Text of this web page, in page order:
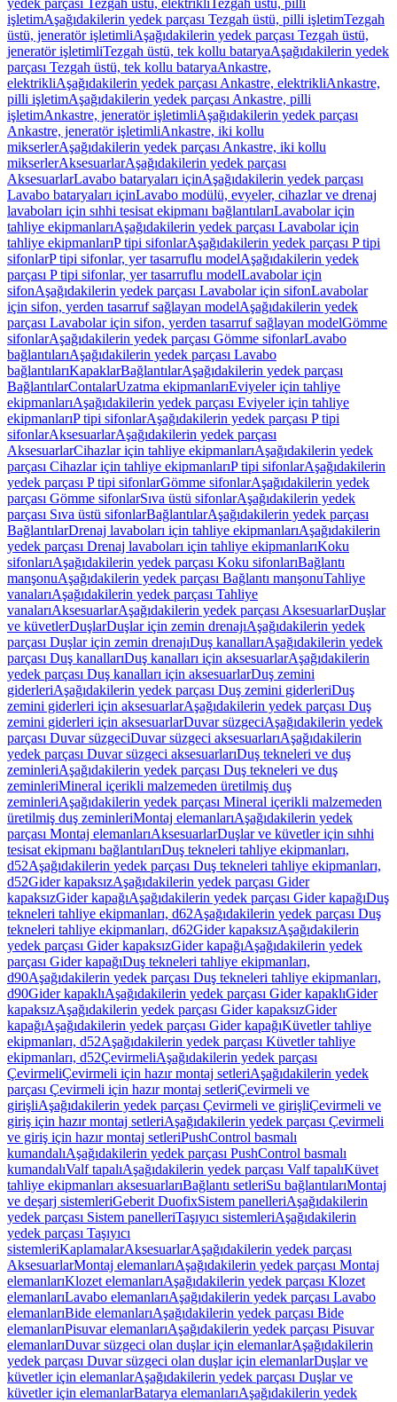
yedek parçası Tezgah üstü, elektrikli Tezgah üstü, pilli
işletimAşağıdakilerin yedek parçası Tezgah üstü, pilli işletimTezgah
üstü, jeneratör işletimliAşağıdakilerin yedek parçası Tezgah üstü,
jeneratör işletimliTezgah üstü, tek kollu bataryaAşağıdakilerin yedek
parçası Tezgah üstü, tek kollu bataryaAnkastre,
elektrikliAşağıdakilerin yedek parçası Ankastre, elektrikliAnkastre,
pilli işletimAşağıdakilerin yedek parçası Ankastre, pilli
işletimAnkastre, jeneratör işletimliAşağıdakilerin yedek parçası
Ankastre, jeneratör işletimliAnkastre, iki kollu
mikserlerAşağıdakilerin yedek parçası Ankastre, iki kollu
mikserlerAksesuarlarAşağıdakilerin yedek parçası
AksesuarlarLavabo bataryaları içinAşağıdakilerin yedek parçası
Lavabo bataryaları içinLavabo modülü, evyeler, cihazlar ve drenaj
lavaboları için sıhhi tesisat ekipmanı bağlantılarıLavabolar için
tahliye ekipmanlarıAşağıdakilerin yedek parçası Lavabolar için
tahliye ekipmanlarıP tipi sifonlarAşağıdakilerin yedek parçası P tipi
sifonlarP tipi sifonlar, yer tasarruflu modelAşağıdakilerin yedek
parçası P tipi sifonlar, yer tasarruflu modelLavabolar için
sifonAşağıdakilerin yedek parçası Lavabolar için sifonLavabolar
için sifon, yerden tasarruf sağlayan modelAşağıdakilerin yedek
parçası Lavabolar için sifon, yerden tasarruf sağlayan modelGömme
sifonlarAşağıdakilerin yedek parçası Gömme sifonlarLavabo
bağlantılarıAşağıdakilerin yedek parçası Lavabo
bağlantılarıKapaklarBağlantılarAşağıdakilerin yedek parçası
BağlantılarContalarUzatma ekipmanlarıEviyeler için tahliye
ekipmanlarıAşağıdakilerin yedek parçası Eviyeler için tahliye
ekipmanlarıP tipi sifonlarAşağıdakilerin yedek parçası P tipi
sifonlarAksesuarlarAşağıdakilerin yedek parçası
AksesuarlarCihazlar için tahliye ekipmanlarıAşağıdakilerin yedek
parçası Cihazlar için tahliye ekipmanlarıP tipi sifonlarAşağıdakilerin
yedek parçası P tipi sifonlarGömme sifonlarAşağıdakilerin yedek
parçası Gömme sifonlarSıva üstü sifonlarAşağıdakilerin yedek
parçası Sıva üstü sifonlarBağlantılarAşağıdakilerin yedek parçası
BağlantılarDrenaj lavaboları için tahliye ekipmanlarıAşağıdakilerin
yedek parçası Drenaj lavaboları için tahliye ekipmanlarıKoku
sifonlarıAşağıdakilerin yedek parçası Koku sifonlarıBağlantı
manşonuAşağıdakilerin yedek parçası Bağlantı manşonuTahliye
vanalarıAşağıdakilerin yedek parçası Tahliye
vanalarıAksesuarlarAşağıdakilerin yedek parçası AksesuarlarDuşlar
ve küvetlerDuşlarDuşlar için zemin drenajıAşağıdakilerin yedek
parçası Duşlar için zemin drenajıDuş kanallarıAşağıdakilerin yedek
parçası Duş kanallarıDuş kanalları için aksesuarlarAşağıdakilerin
yedek parçası Duş kanalları için aksesuarlarDuş zemini
giderleriAşağıdakilerin yedek parçası Duş zemini giderleriDuş
zemini giderleri için aksesuarlarAşağıdakilerin yedek parçası Duş
zemini giderleri için aksesuarlarDuvar süzgeciAşağıdakilerin yedek
parçası Duvar süzgeciDuvar süzgeci aksesuarlarıAşağıdakilerin
yedek parçası Duvar süzgeci aksesuarlarıDuş tekneleri ve duş
zeminleriAşağıdakilerin yedek parçası Duş tekneleri ve duş
zeminleriMineral içerikli malzemeden üretilmiş duş
zeminleriAşağıdakilerin yedek parçası Mineral içerikli malzemeden
üretilmiş duş zeminleriMontaj elemanlarıAşağıdakilerin yedek
parçası Montaj elemanlarıAksesuarlarDuşlar ve küvetler için sıhhi
tesisat ekipmanı bağlantılarıDuş tekneleri tahliye ekipmanları,
d52Aşağıdakilerin yedek parçası Duş tekneleri tahliye ekipmanları,
d52Gider kapaksızAşağıdakilerin yedek parçası Gider
kapaksızGider kapağıAşağıdakilerin yedek parçası Gider kapağıDuş
tekneleri tahliye ekipmanları, d62Aşağıdakilerin yedek parçası Duş
tekneleri tahliye ekipmanları, d62Gider kapaksızAşağıdakilerin
yedek parçası Gider kapaksızGider kapağıAşağıdakilerin yedek
parçası Gider kapağıDuş tekneleri tahliye ekipmanları,
d90Aşağıdakilerin yedek parçası Duş tekneleri tahliye ekipmanları,
d90Gider kapaklıAşağıdakilerin yedek parçası Gider kapaklıGider
kapaksızAşağıdakilerin yedek parçası Gider kapaksızGider
kapağıAşağıdakilerin yedek parçası Gider kapağıKüvetler tahliye
ekipmanları, d52Aşağıdakilerin yedek parçası Küvetler tahliye
ekipmanları, d52ÇevirmeliAşağıdakilerin yedek parçası
ÇevirmeliÇevirmeli için hazır montaj setleriAşağıdakilerin yedek
parçası Çevirmeli için hazır montaj setleriÇevirmeli ve
girişliAşağıdakilerin yedek parçası Çevirmeli ve girişliÇevirmeli ve
giriş için hazır montaj setleriAşağıdakilerin yedek parçası Çevirmeli
ve giriş için hazır montaj setleriPushControl basmalı
kumandalıAşağıdakilerin yedek parçası PushControl basmalı
kumandalıValf tapalıAşağıdakilerin yedek parçası Valf tapalıKüvet
tahliye ekipmanları aksesuarlarıBağlantı setleriSu bağlantılarıMontaj
ve deşarj sistemleriGeberit DuofixSistem panelleriAşağıdakilerin
yedek parçası Sistem panelleriTaşıyıcı sistemleriAşağıdakilerin
yedek parçası Taşıyıcı
sistemleriKaplamalarAksesuarlarAşağıdakilerin yedek parçası
AksesuarlarMontaj elemanlarıAşağıdakilerin yedek parçası Montaj
elemanlarıKlozet elemanlarıAşağıdakilerin yedek parçası Klozet
elemanlarıLavabo elemanlarıAşağıdakilerin yedek parçası Lavabo
elemanlarıBide elemanlarıAşağıdakilerin yedek parçası Bide
elemanlarıPisuvar elemanlarıAşağıdakilerin yedek parçası Pisuvar
elemanlarıDuvar süzgeci olan duşlar için elemanlarAşağıdakilerin
yedek parçası Duvar süzgeci olan duşlar için elemanlarDuşlar ve
küvetler için elemanlarAşağıdakilerin yedek parçası Duşlar ve
küvetler için elemanlarBatarya elemanlarıAşağıdakilerin yedek